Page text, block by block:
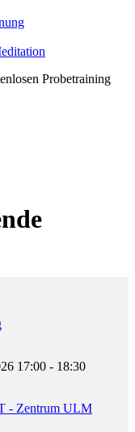
Probetraining
17:00 - 18:30
- Zentrum ULM